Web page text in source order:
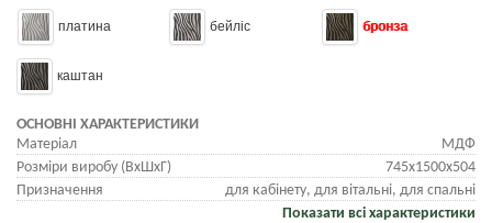
платина бейліс бронза
каштан
ОСНОВНІ ХАРАКТЕРИСТИКИ
Матеріал
МДФ
Розміри виробу (ВхШхГ)
745х1500х504
Призначення
для кабінету, для вітальні, для спальні
Показати всі характеристики